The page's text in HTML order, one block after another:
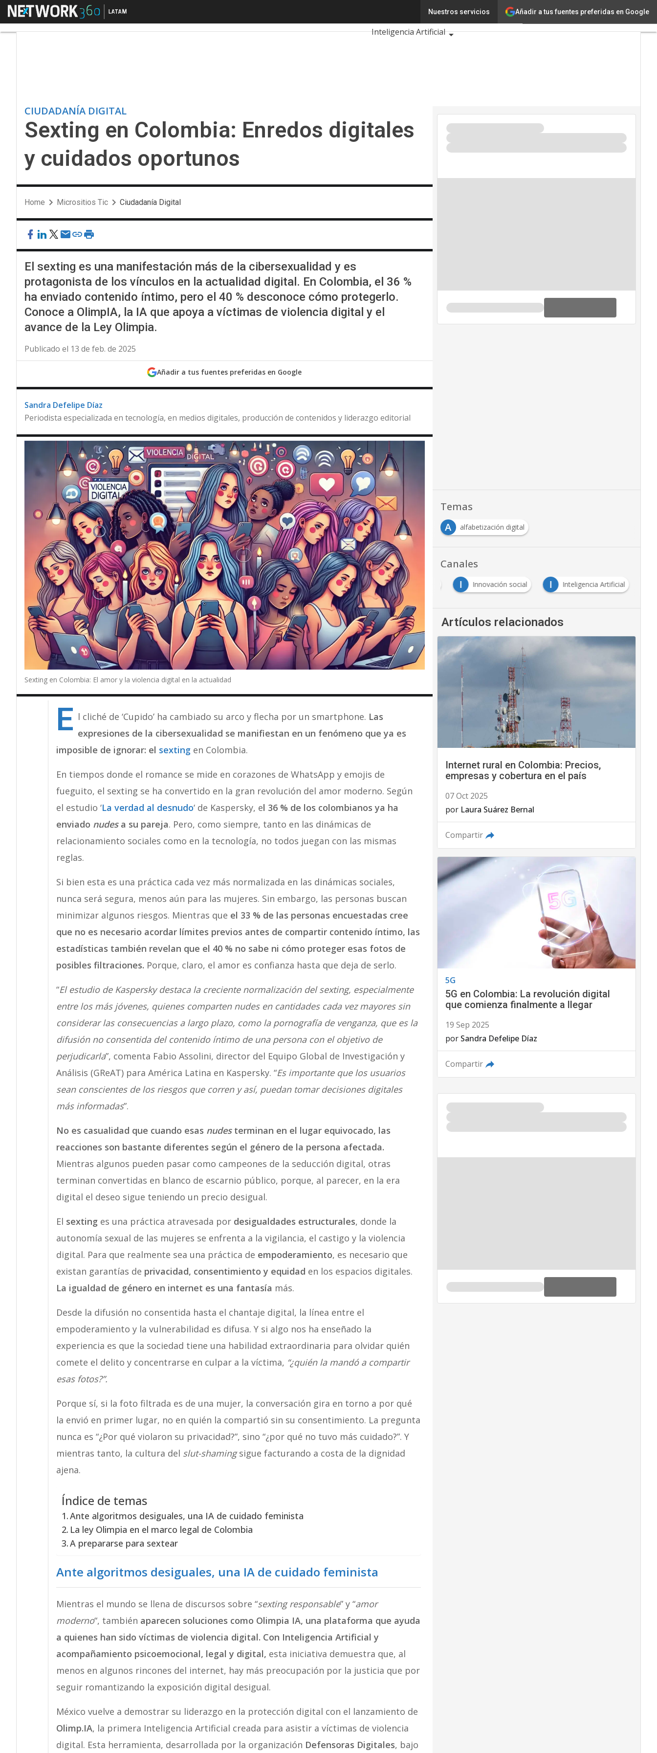
Añadir a tus fuentes preferidas en Google
Nuestros servicios
Menú Innovación
Ciencia
Inteligencia Artificial
CIUDADANÍA DIGITAL
Sexting en Colombia: Enredos digitales
y cuidados oportunos
Home Micrositios Tic Ciudadanía Digital
El sexting es una manifestación más de la cibersexualidad y es
protagonista de los vínculos en la actualidad digital. En Colombia, el 36 %
ha enviado contenido íntimo, pero el 40 % desconoce cómo protegerlo.
Conoce a OlimpIA, la IA que apoya a víctimas de violencia digital y el
avance de la Ley Olimpia.
Publicado el 13 de feb. de 2025
Añadir a tus fuentes preferidas en Google
Sandra Defelipe Díaz
Periodista especializada en tecnología, en medios digitales, producción de contenidos y liderazgo editorial
Sexting en Colombia: El amor y la violencia digital en la actualidad
E l cliché de ‘Cupido’ ha cambiado su arco y flecha por un smartphone. Las
expresiones de la cibersexualidad se manifiestan en un fenómeno que ya es
imposible de ignorar: el sexting en Colombia.
En tiempos donde el romance se mide en corazones de WhatsApp y emojis de
fueguito, el sexting se ha convertido en la gran revolución del amor moderno. Según
el estudio ‘La verdad al desnudo‘ de Kaspersky, el 36 % de los colombianos ya ha
enviado nudesa su pareja. Pero, como siempre, tanto en las dinámicas de
relacionamiento sociales como en la tecnología, no todos juegan con las mismas
reglas.
Si bien esta es una práctica cada vez más normalizada en las dinámicas sociales,
nunca será segura, menos aún para las mujeres. Sin embargo, las personas buscan
minimizar algunos riesgos. Mientras que el 33 % de las personas encuestadas cree
que no es necesario acordar límites previos antes de compartir contenido íntimo, las
estadísticas también revelan que el 40 % no sabe ni cómo proteger esas fotos de
posibles filtraciones. Porque, claro, el amor es confianza hasta que deja de serlo.
“El estudio de Kaspersky destaca la creciente normalización del sexting, especialmente
entre los más jóvenes, quienes comparten nudes en cantidades cada vez mayores sin
considerar las consecuencias a largo plazo, como la pornografía de venganza, que es la
difusión no consentida del contenido íntimo de una persona con el objetivo de
perjudicarla”, comenta Fabio Assolini, director del Equipo Global de Investigación y
Análisis (GReAT) para América Latina en Kaspersky. “Es importante que los usuarios
sean conscientes de los riesgos que corren y así, puedan tomar decisiones digitales
más informadas”.
No es casualidad que cuando esas nudes terminan en el lugar equivocado, las
reacciones son bastante diferentes según el género de la persona afectada.
Mientras algunos pueden pasar como campeones de la seducción digital, otras
terminan convertidas en blanco de escarnio público, porque, al parecer, en la era
digital el deseo sigue teniendo un precio desigual.
El sexting es una práctica atravesada por desigualdades estructurales, donde la
autonomía sexual de las mujeres se enfrenta a la vigilancia, el castigo y la violencia
digital. Para que realmente sea una práctica de empoderamiento, es necesario que
existan garantías de privacidad, consentimiento y equidad en los espacios digitales.
La igualdad de género en internet es una fantasía más.
Desde la difusión no consentida hasta el chantaje digital, la línea entre el
empoderamiento y la vulnerabilidad es difusa. Y si algo nos ha enseñado la
experiencia es que la sociedad tiene una habilidad extraordinaria para olvidar quién
comete el delito y concentrarse en culpar a la víctima, “¿quién la mandó a compartir
esas fotos?”.
Porque sí, si la foto filtrada es de una mujer, la conversación gira en torno a por qué
la envió en primer lugar, no en quién la compartió sin su consentimiento. La pregunta
nunca es “¿Por qué violaron su privacidad?”, sino “¿por qué no tuvo más cuidado?”. Y
mientras tanto, la cultura del slut-shamingsigue facturando a costa de la dignidad
ajena.
Índice de temas
Ante algoritmos desiguales, una IA de cuidado feminista
La ley Olimpia en el marco legal de Colombia
A prepararse para sextear
Ante algoritmos desiguales, una IA de cuidado feminista
Mientras el mundo se llena de discursos sobre “sexting responsable” y “amor
moderno“, también aparecen soluciones como Olimpia IA, una plataforma que ayuda
a quienes han sido víctimas de violencia digital. Con Inteligencia Artificial y
acompañamiento psicoemocional, legal y digital, esta iniciativa demuestra que, al
menos en algunos rincones del internet, hay más preocupación por la justicia que por
seguir romantizando la exposición digital desigual.
México vuelve a demostrar su liderazgo en la protección digital con el lanzamiento de
Olimp.IA, la primera Inteligencia Artificial creada para asistir a víctimas de violencia
digital. Esta herramienta, desarrollada por la organización Defensoras Digitales, bajo
Temas
A
alfabetización digital
Canales
C
Ciudadanía Digital I Innovación social I Inteligencia Artificial
Artículos relacionados
Internet rural en Colombia: Precios,
empresas y cobertura en el país
07 Oct 2025
por Laura Suárez Bernal
Compartir
5G
5G en Colombia: La revolución digital
que comienza finalmente a llegar
19 Sep 2025
por Sandra Defelipe Díaz
Compartir